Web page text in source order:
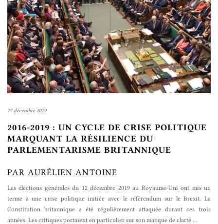
17 décembre 2019
2016-2019 : UN CYCLE DE CRISE POLITIQUE
MARQUANT LA RÉSILIENCE DU
PARLEMENTARISME BRITANNIQUE
PAR AURÉLIEN ANTOINE
Les élections générales du 12 décembre 2019 au Royaume-Uni ont mis un
terme à une crise politique initiée avec le référendum sur le Brexit. La
Constitution britannique a été régulièrement attaquée durant ces trois
années. Les critiques portaient en particulier sur son manque de clarté …